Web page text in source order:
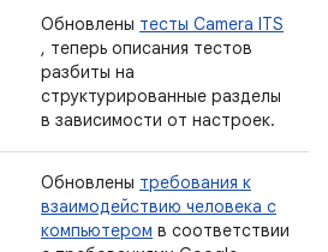
Обновлены тесты Camera ITS
, теперь описания тестов
разбиты на
структурированные разделы
в зависимости от настроек.
Обновлены требования к
взаимодействию человека с
компьютером в соответствии